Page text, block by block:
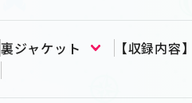
裏ジャケット 【収録内容】